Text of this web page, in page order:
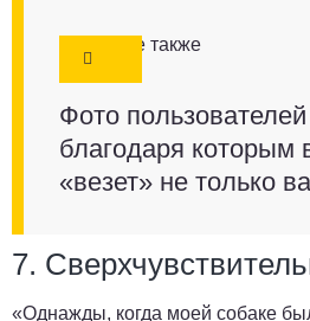
Смотрите также
Фото
благодаря которым
«везет» не только
7.
«Однажды, когда моей собаке